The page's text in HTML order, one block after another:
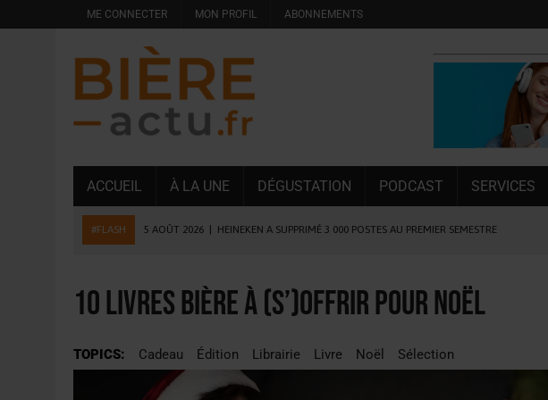
ME CONNECTER MON PROFIL ABONNEMENTS
ACCUEIL À LA UNE DÉGUSTATION PODCAST SERVICES
#FLASH 5 AOÛT 2026 HEINEKEN A SUPPRIMÉ 3 000 POSTES AU PREMIER SEMESTRE
4 AOÛT 2026 | DESPERADOS AVENIDA : 3 INNOVATIONS LATINES DE L’ÉTÉ
4 AOÛT 2026 | LA GÉNÉRATION Z ET LA MODÉRATION RÉINVENTENT LE MARCHÉ [ÉTUDE]
3 AOÛT 2026 CONSOMMATION : LA VISION DU GROUPE ANTHONY MARTIN
PODCAST – BRASSERIE SAINTE COLOMBE, 30 ANS, PIONNIÈRE EN ILLE-ET-VILAINE
10 livres bière à (s’)offrir pour Noël
TOPICS: Cadeau Édition Librairie Livre Noël Sélection